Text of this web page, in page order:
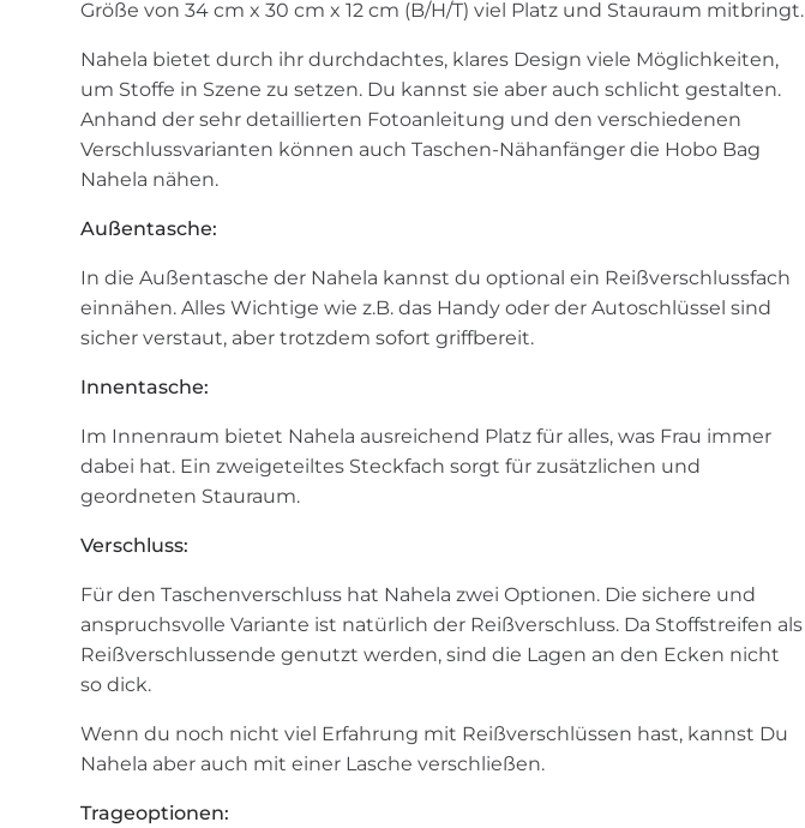
Größe von 34 cm x 30 cm x 12 cm (B/H/T) viel Platz und Stauraum mitbringt.
Nahela bietet durch ihr durchdachtes, klares Design viele Möglichkeiten,
um Stoffe in Szene zu setzen. Du kannst sie aber auch schlicht gestalten.
Anhand der sehr detaillierten Fotoanleitung und den verschiedenen
Verschlussvarianten können auch Taschen-Nähanfänger die Hobo Bag
Nahela nähen.
Außentasche:
In die Außentasche der Nahela kannst du optional ein Reißverschlussfach
einnähen. Alles Wichtige wie z.B. das Handy oder der Autoschlüssel sind
sicher verstaut, aber trotzdem sofort griffbereit.
Innentasche:
Im Innenraum bietet Nahela ausreichend Platz für alles, was Frau immer
dabei hat. Ein zweigeteiltes Steckfach sorgt für zusätzlichen und
geordneten Stauraum.
Verschluss:
Für den Taschenverschluss hat Nahela zwei Optionen. Die sichere und
anspruchsvolle Variante ist natürlich der Reißverschluss. Da Stoffstreifen als
Reißverschlussende genutzt werden, sind die Lagen an den Ecken nicht
so dick.
Wenn du noch nicht viel Erfahrung mit Reißverschlüssen hast, kannst Du
Nahela aber auch mit einer Lasche verschließen.
Trageoptionen: